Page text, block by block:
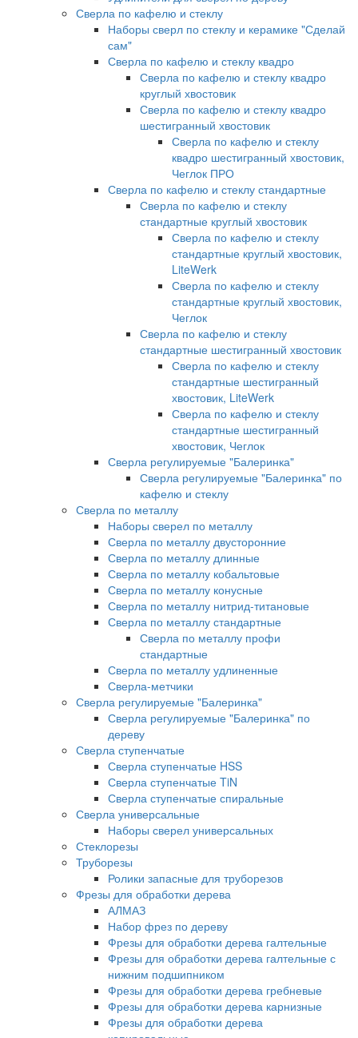
Сверла по кафелю и стеклу
Наборы сверл по стеклу и керамике "Сделай
сам"
Сверла по кафелю и стеклу квадро
Сверла по кафелю и стеклу квадро
круглый хвостовик
Сверла по кафелю и стеклу квадро
шестигранный хвостовик
Сверла по кафелю и стеклу
квадро шестигранный хвостовик,
Чеглок ПРО
Сверла по кафелю и стеклу стандартные
Сверла по кафелю и стеклу
стандартные круглый хвостовик
Сверла по кафелю и стеклу
стандартные круглый хвостовик,
LiteWerk
Сверла по кафелю и стеклу
стандартные круглый хвостовик,
Чеглок
Сверла по кафелю и стеклу
стандартные шестигранный хвостовик
Сверла по кафелю и стеклу
стандартные шестигранный
хвостовик, LiteWerk
Сверла по кафелю и стеклу
стандартные шестигранный
хвостовик, Чеглок
Сверла регулируемые "Балеринка"
Сверла регулируемые "Балеринка" по
кафелю и стеклу
Сверла по металлу
Наборы сверел по металлу
Сверла по металлу двусторонние
Сверла по металлу длинные
Сверла по металлу кобальтовые
Сверла по металлу конусные
Сверла по металлу нитрид-титановые
Сверла по металлу стандартные
Сверла по металлу профи
стандартные
Сверла по металлу удлиненные
Сверла-метчики
Сверла регулируемые "Балеринка"
Сверла регулируемые "Балеринка" по
дереву
Сверла ступенчатые
Сверла ступенчатые HSS
Сверла ступенчатые TiN
Сверла ступенчатые спиральные
Сверла универсальные
Наборы сверел универсальных
Стеклорезы
Труборезы
Ролики запасные для труборезов
Фрезы для обработки дерева
АЛМАЗ
Набор фрез по дереву
Фрезы для обработки дерева галтельные
Фрезы для обработки дерева галтельные с
нижним подшипником
Фрезы для обработки дерева гребневые
Фрезы для обработки дерева карнизные
Фрезы для обработки дерева